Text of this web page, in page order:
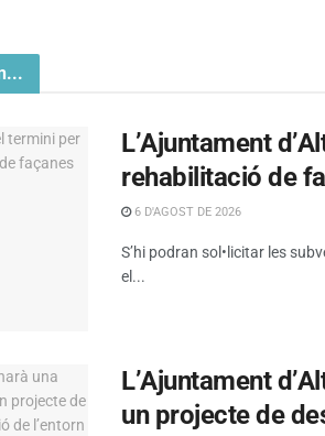
L’Ajuntament
rehabilitació de
6 D'AGOST DE 2026
S’hi podran sol•licitar les
el...
L’Ajuntament
un projecte de